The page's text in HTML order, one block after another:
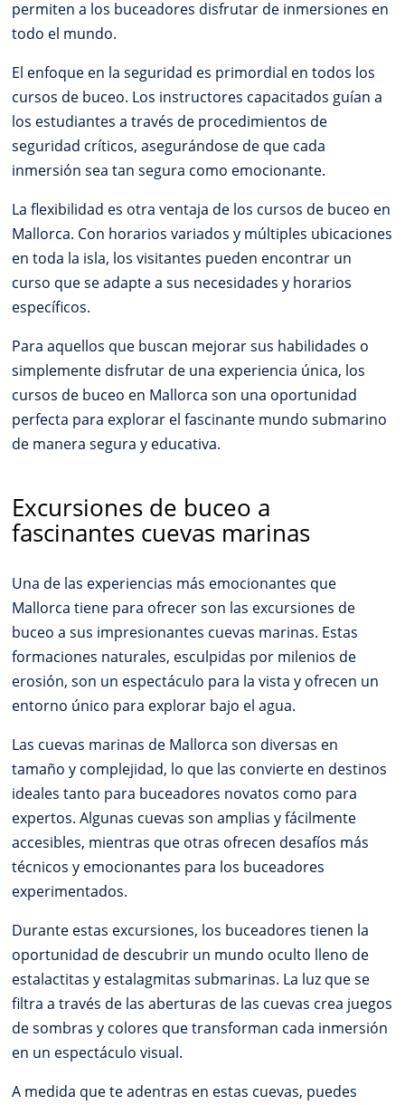
permiten a los buceadores disfrutar de inmersiones en
todo el mundo.
El enfoque en la seguridad es primordial en todos los
cursos de buceo. Los instructores capacitados guían a
los estudiantes a través de procedimientos de
seguridad críticos, asegurándose de que cada
inmersión sea tan segura como emocionante.
La flexibilidad es otra ventaja de los cursos de buceo en
Mallorca. Con horarios variados y múltiples ubicaciones
en toda la isla, los visitantes pueden encontrar un
curso que se adapte a sus necesidades y horarios
específicos.
Para aquellos que buscan mejorar sus habilidades o
simplemente disfrutar de una experiencia única, los
cursos de buceo en Mallorca son una oportunidad
perfecta para explorar el fascinante mundo submarino
de manera segura y educativa.
Excursiones de buceo a
fascinantes cuevas marinas
Una de las experiencias más emocionantes que
Mallorca tiene para ofrecer son las excursiones de
buceo a sus impresionantes cuevas marinas. Estas
formaciones naturales, esculpidas por milenios de
erosión, son un espectáculo para la vista y ofrecen un
entorno único para explorar bajo el agua.
Las cuevas marinas de Mallorca son diversas en
tamaño y complejidad, lo que las convierte en destinos
ideales tanto para buceadores novatos como para
expertos. Algunas cuevas son amplias y fácilmente
accesibles, mientras que otras ofrecen desafíos más
técnicos y emocionantes para los buceadores
experimentados.
Durante estas excursiones, los buceadores tienen la
oportunidad de descubrir un mundo oculto lleno de
estalactitas y estalagmitas submarinas. La luz que se
filtra a través de las aberturas de las cuevas crea juegos
de sombras y colores que transforman cada inmersión
en un espectáculo visual.
A medida que te adentras en estas cuevas, puedes